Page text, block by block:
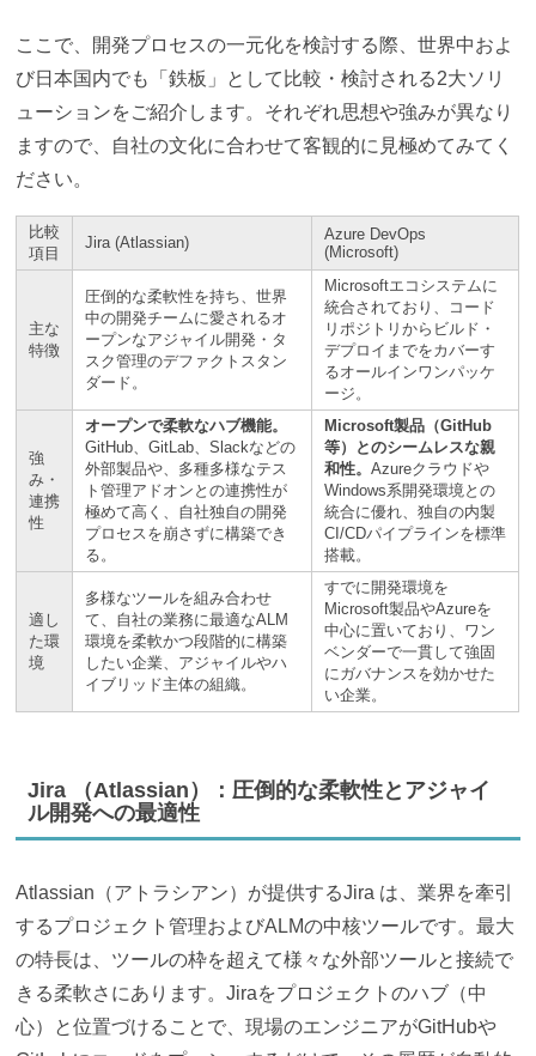
ここで、開発プロセスの一元化を検討する際、世界中およ
び日本国内でも「鉄板」として比較・検討される2大ソリ
ューションをご紹介します。それぞれ思想や強みが異なり
ますので、自社の文化に合わせて客観的に見極めてみてく
ださい。
比較
項目
Jira (Atlassian)
Azure DevOps
(Microsoft)
主な
特徴
圧倒的な柔軟性を持ち、世界
中の開発チームに愛されるオ
ープンなアジャイル開発・タ
スク管理のデファクトスタン
ダード。
Microsoftエコシステムに
統合されており、コード
リポジトリからビルド・
デプロイまでをカバーす
るオールインワンパッケ
ージ。
強
み・
連携
性
オープンで柔軟なハブ機能。
GitHub、GitLab、Slackなどの
外部製品や、多種多様なテス
ト管理アドオンとの連携性が
極めて高く、自社独自の開発
プロセスを崩さずに構築でき
る。
Microsoft製品（GitHub
等）とのシームレスな親
和性。Azureクラウドや
Windows系開発環境との
統合に優れ、独自の内製
CI/CDパイプラインを標準
搭載。
適し
た環
境
多様なツールを組み合わせ
て、自社の業務に最適なALM
環境を柔軟かつ段階的に構築
したい企業、アジャイルやハ
イブリッド主体の組織。
すでに開発環境を
Microsoft製品やAzureを
中心に置いており、ワン
ベンダーで一貫して強固
にガバナンスを効かせた
い企業。
Jira （Atlassian）：圧倒的な柔軟性とアジャイ
ル開発への最適性
Atlassian（アトラシアン）が提供するJira は、業界を牽引
するプロジェクト管理およびALMの中核ツールです。最大
の特長は、ツールの枠を超えて様々な外部ツールと接続で
きる柔軟さにあります。Jiraをプロジェクトのハブ（中
心）と位置づけることで、現場のエンジニアがGitHubや